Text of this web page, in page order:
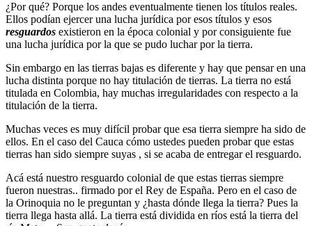
¿Por qué? Porque los andes eventualmente tienen los títulos reales.
Ellos podían ejercer una lucha jurídica por esos títulos y esos
resguardos existieron en la época colonial y por consiguiente fue
una lucha jurídica por la que se pudo luchar por la tierra.
Sin embargo en las tierras bajas es diferente y hay que pensar en una
lucha distinta porque no hay titulación de tierras. La tierra no está
titulada en Colombia, hay muchas irregularidades con respecto a la
titulación de la tierra.
Muchas veces es muy difícil probar que esa tierra siempre ha sido de
ellos. En el caso del Cauca cómo ustedes pueden probar que estas
tierras han sido siempre suyas , si se acaba de entregar el resguardo.
Acá está nuestro resguardo colonial de que estas tierras siempre
fueron nuestras.. firmado por el Rey de España. Pero en el caso de
la Orinoquia no le preguntan y ¿hasta dónde llega la tierra? Pues la
tierra llega hasta allá. La tierra está dividida en ríos está la tierra del